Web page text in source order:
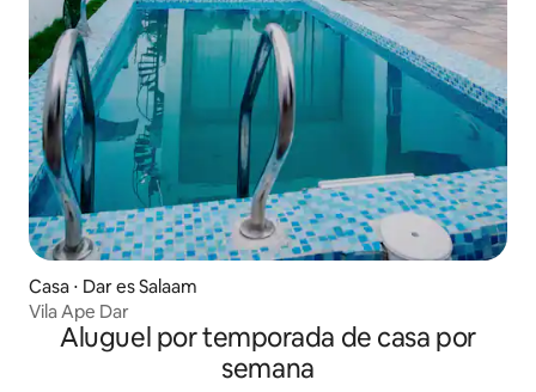
Casa ⋅ Dar es Salaam
Vila Ape Dar
Aluguel por temporada de casa por
semana